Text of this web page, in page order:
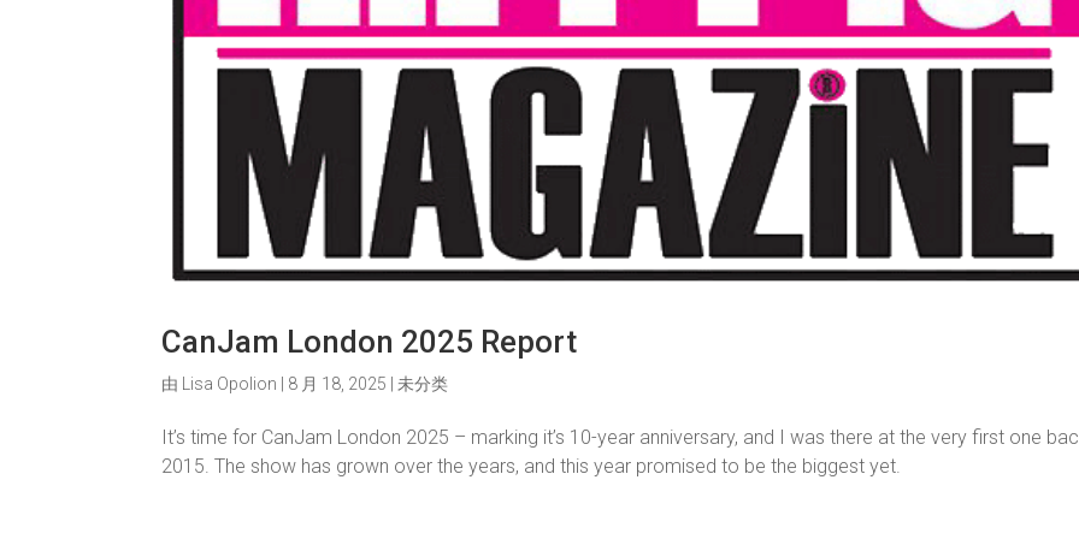
CanJam London 2025 Report
由 Lisa Opolion 8 月 18, 2025 未分类
It’s time for CanJam London 2025 – marking it’s 10-year anniversary, and I was there at the very first one
2015. The show has grown over the years, and this year promised to be the biggest yet.